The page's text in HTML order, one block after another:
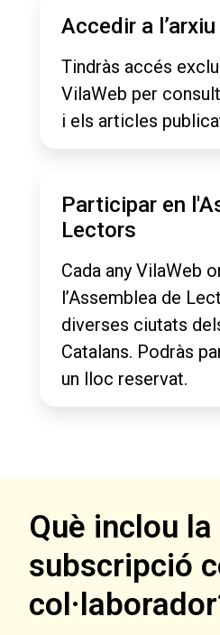
Accedir a l’arxiu
Tindràs accés
VilaWeb per
i els articles
Participar en
Lectors
Cada any VilaWeb
l’Assemblea de
diverses ciutats
Catalans. Podràs
un lloc reservat.
Què inclou la
subscripció